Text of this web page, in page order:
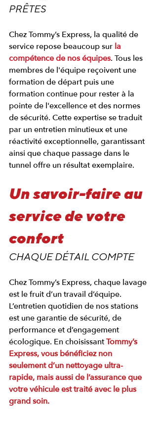
PRÊTES
Chez Tommy’s Express, la qualité de
service repose beaucoup sur la
compétence de nos équipes. Tous les
membres de l'équipe reçoivent une
formation de départ puis une
formation continue pour rester à la
pointe de l'excellence et des normes
de sécurité. Cette expertise se traduit
par un entretien minutieux et une
réactivité exceptionnelle, garantissant
ainsi que chaque passage dans le
tunnel offre un résultat exemplaire.
Un savoir-faire au
service de votre
confort
CHAQUE DÉTAIL COMPTE
Chez Tommy’s Express, chaque lavage
est le fruit d’un travail d’équipe.
L’entretien quotidien de nos stations
est une garantie de sécurité, de
performance et d’engagement
écologique. En choisissant Tommy’s
Express, vous bénéficiez non
seulement d’un nettoyage ultra-
rapide, mais aussi de l’assurance que
votre véhicule est traité avec le plus
grand soin.